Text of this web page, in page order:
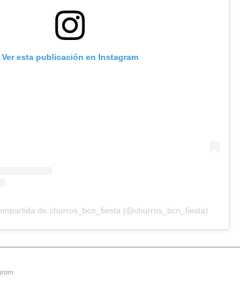
Ver esta publicación en Instagram
de churros_bcn_fiesta (@churros_bcn_fiesta)